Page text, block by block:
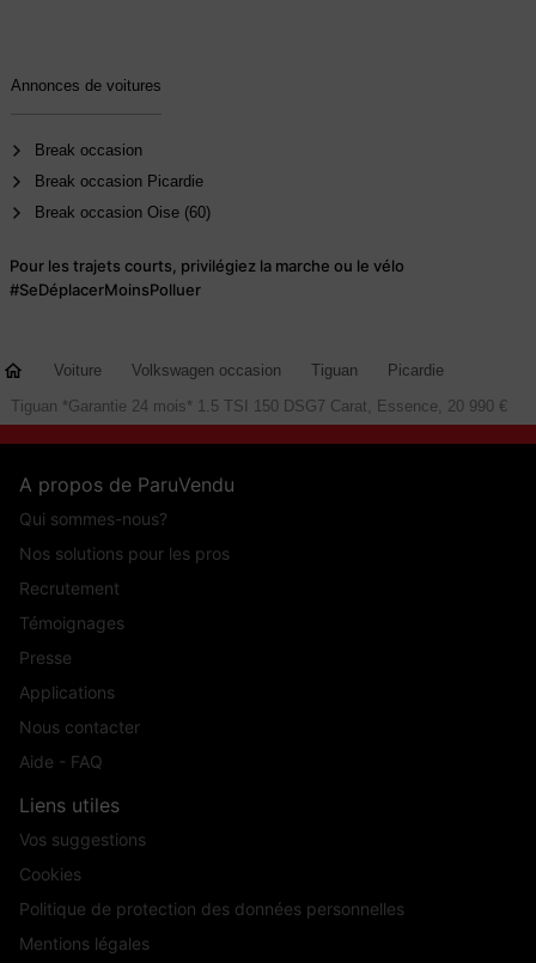
Annonces de voitures
Break occasion
Break occasion Picardie
Break occasion Oise (60)
Pour les trajets courts, privilégiez la marche ou le vélo
#SeDéplacerMoinsPolluer
Voiture Volkswagen occasion Tiguan
Picardie
Tiguan *Garantie 24 mois* 1.5 TSI 150 DSG7 Carat, Essence, 20 990 €
A propos de ParuVendu
Qui sommes-nous?
Nos solutions pour les pros
Recrutement
Témoignages
Presse
Applications
Nous contacter
Aide - FAQ
Liens utiles
Vos suggestions
Cookies
Politique de protection des données personnelles
Mentions légales